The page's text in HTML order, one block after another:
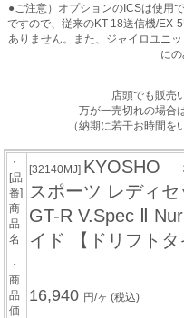
●ご注意）オプションのICSは使用
ですので、従来のKT-18送信機/EX-
ありません。また、ジャイロユニ
にの
店頭でも販売
万が一売切れの場合
（納期に若干お時間を
・
[品
番]
商
品
名
[32140MJ] KYOSHO
スポーツ レディ
GT-R V.Spec Ⅱ
イド 【ドリフトタ
・
商
品
価
16,940 円/ヶ(税込)